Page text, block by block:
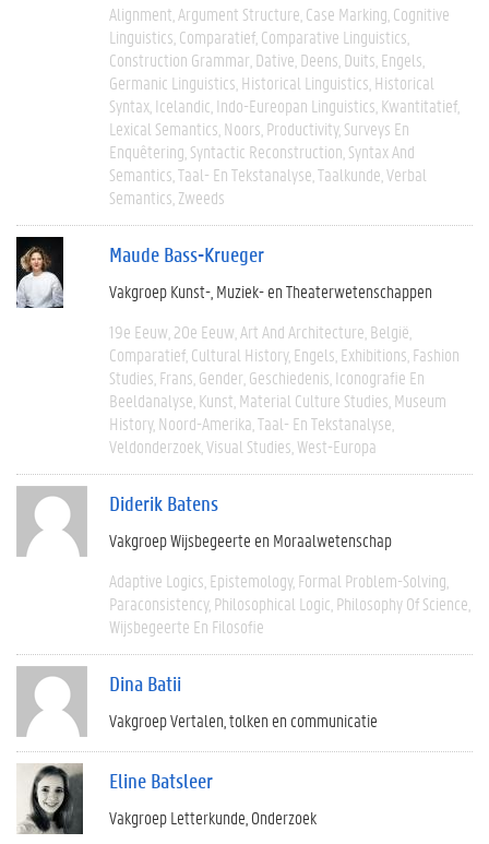
Alignment Argument Structure Case Marking Cognitive
Linguistics Comparatief Comparative Linguistics
Construction Grammar Dative Deens Duits Engels
Germanic Linguistics Historical Linguistics Historical
Syntax Icelandic Indo-Eureopan Linguistics Kwantitatief
Lexical Semantics Noors Productivity Surveys En
Enquêtering Syntactic Reconstruction Syntax And
Semantics Taal- En Tekstanalyse Taalkunde Verbal
Semantics Zweeds
Maude Bass-Krueger
Vakgroep Kunst-, Muziek- en Theaterwetenschappen
19e Eeuw 20e Eeuw Art And Architecture België
Comparatief Cultural History Engels Exhibitions Fashion
Studies Frans Gender Geschiedenis Iconografie En
Beeldanalyse Kunst Material Culture Studies Museum
History Noord-Amerika Taal- En Tekstanalyse
Veldonderzoek Visual Studies West-Europa
Diderik Batens
Vakgroep Wijsbegeerte en Moraalwetenschap
Adaptive Logics Epistemology Formal Problem-Solving
Paraconsistency Philosophical Logic Philosophy Of Science
Wijsbegeerte En Filosofie
Dina Batii
Vakgroep Vertalen, tolken en communicatie
Eline Batsleer
Vakgroep Letterkunde Onderzoek